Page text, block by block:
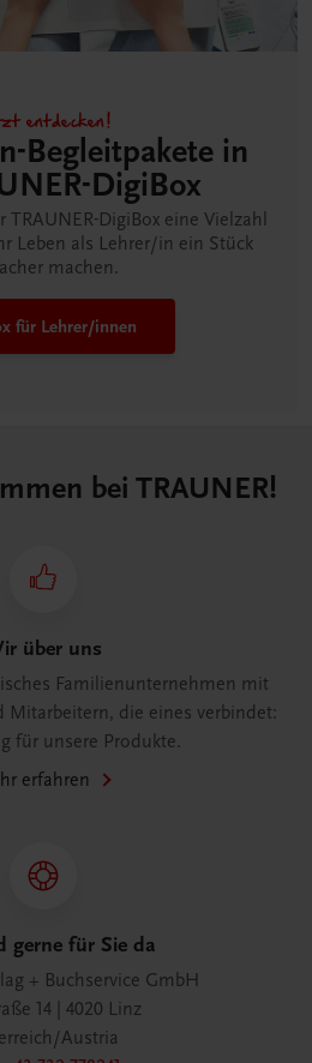
entdecken!
Begleitpakete in
DigiBox
DigiBox eine Vielzahl
Leben als Lehrer/in ein Stück
machen.
für Lehrer/innen
bei TRAUNER!
über uns
Familienunternehmen mit
Mitarbeitern, die eines verbindet:
für unsere Produkte.
erfahren
gerne für Sie da
+ Buchservice GmbH
14 | 4020 Linz
Austria